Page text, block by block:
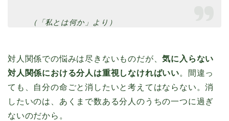
（「私とは何か」より）
対人関係での悩みは尽きないものだが、気に入らない
対人関係における分人は重視しなければいい。間違っ
ても、自分の命ごと消したいと考えてはならない。消
したいのは、あくまで数ある分人のうちの一つに過ぎ
ないのだから。